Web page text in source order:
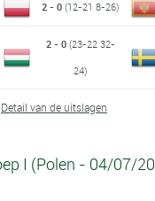
2 - 0(12-21 8-26)
2 - 0(23-22 32-
24)
Detail van de uitslagen
I (Polen - 04/07/